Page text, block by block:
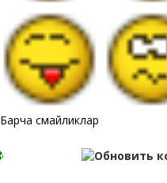
Барча смайликлар